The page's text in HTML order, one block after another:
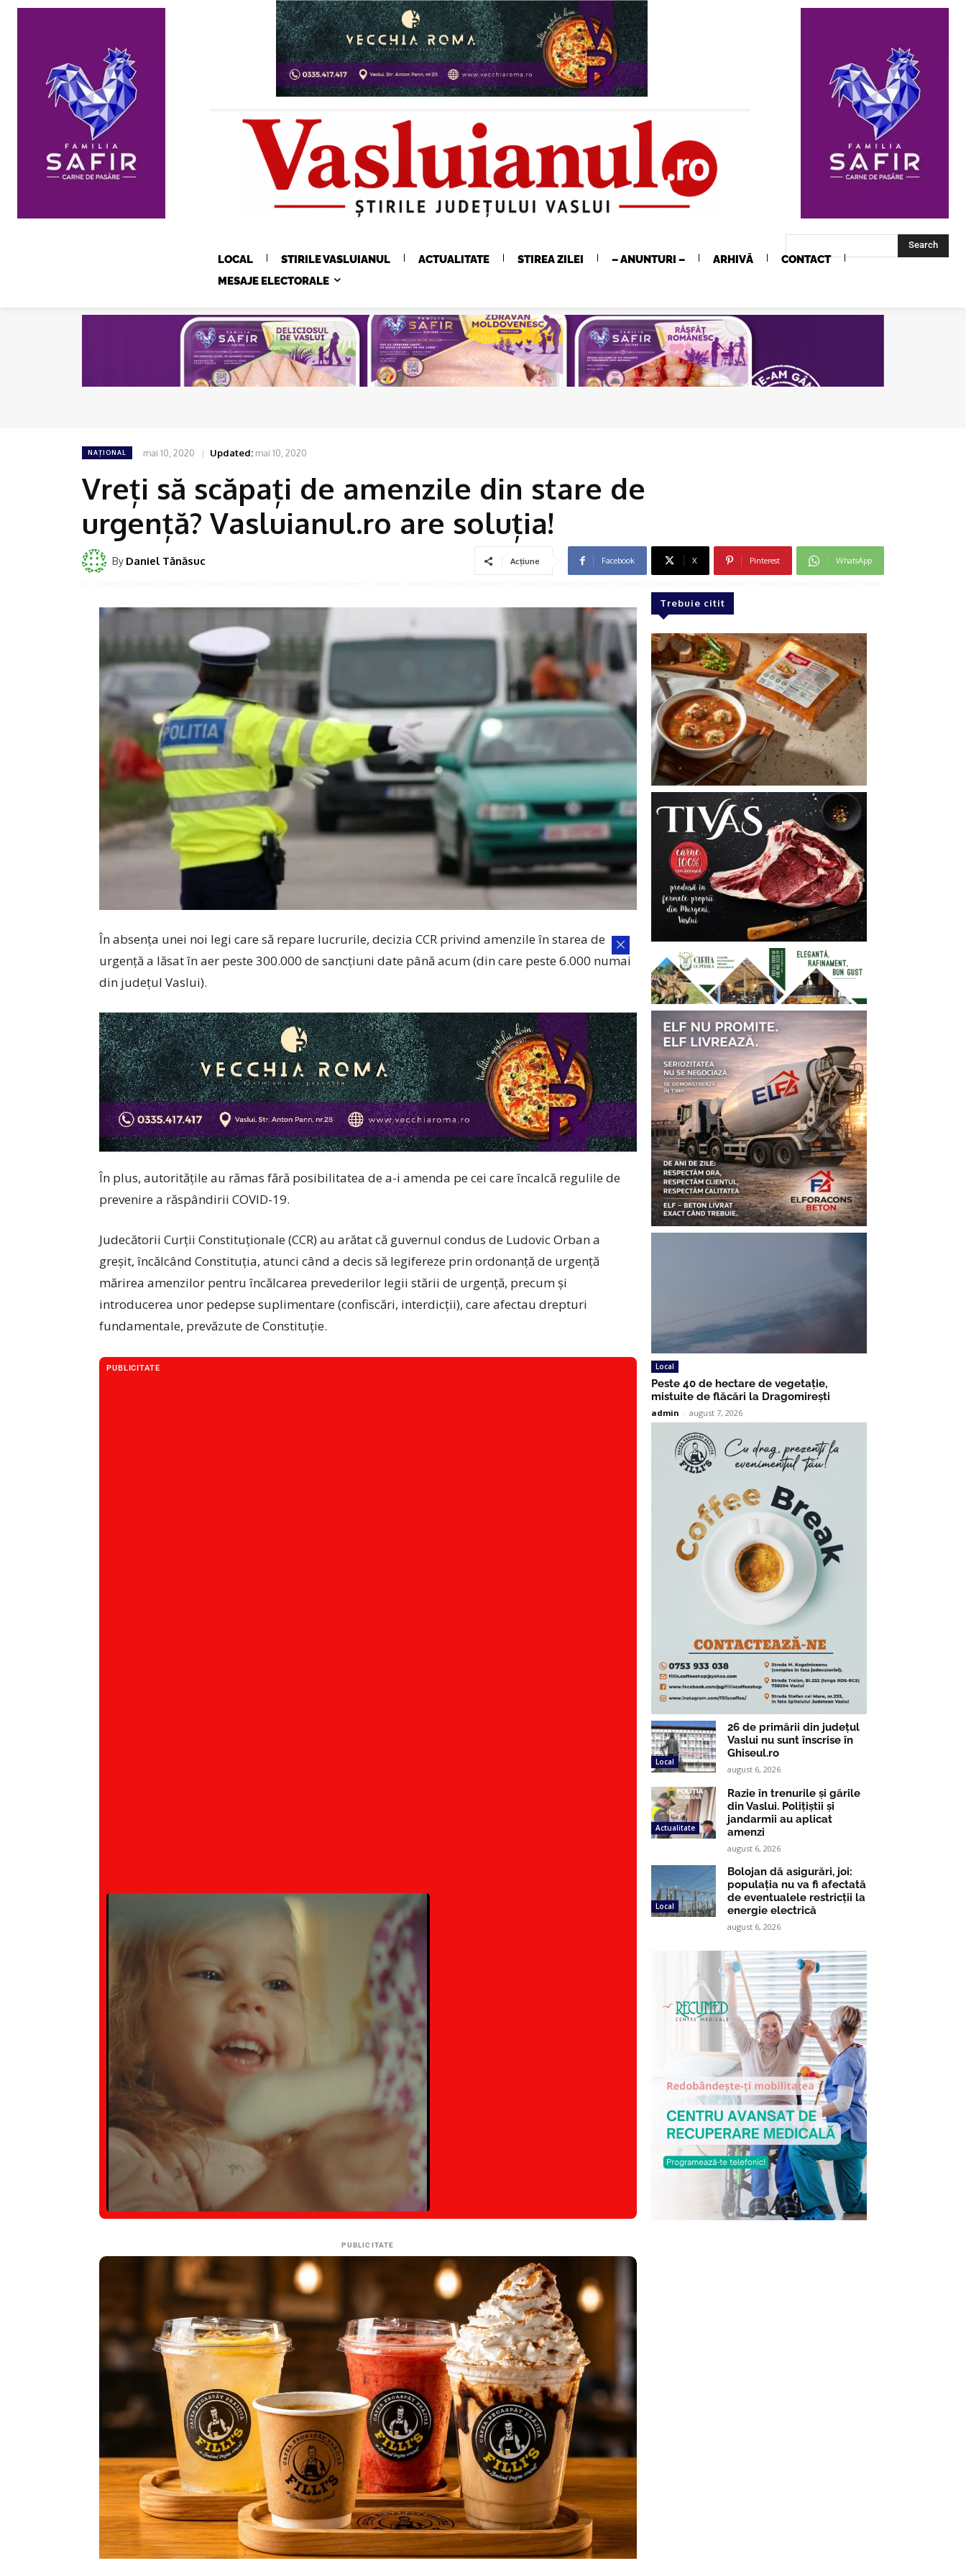
LOCAL STIRILE VASLUIANUL ACTUALITATE STIREA ZILEI – ANUNTURI – ARHIVĂ
CONTACT
MESAJE ELECTORALE
Search
NAȚIONAL mai 10, 2020 Updated: mai 10, 2020
Vreți să scăpați de amenzile din stare de
urgență? Vasluianul.ro are soluția!
By Daniel Tănăsuc Acțiune Facebook X Pinterest WhatsApp
În absența unei noi legi care să repare lucrurile, decizia CCR privind amenzile în starea de
urgență a lăsat în aer peste 300.000 de sancțiuni date până acum (din care peste 6.000 numai
din județul Vaslui).
În plus, autoritățile au rămas fără posibilitatea de a-i amenda pe cei care încalcă regulile de
prevenire a răspândirii COVID-19.
Judecătorii Curții Constituționale (CCR) au arătat că guvernul condus de Ludovic Orban a
greșit, încălcând Constituția, atunci când a decis să legifereze prin ordonanță de urgență
mărirea amenzilor pentru încălcarea prevederilor legii stării de urgență, precum și
introducerea unor pedepse suplimentare (confiscări, interdicții), care afectau drepturi
fundamentale, prevăzute de Constituție.
PUBLICITATE
PUBLICITATE
Trebuie citit
Local
Peste 40 de hectare de vegetație,
mistuite de flăcări la Dragomirești
admin - august 7, 2026
Local
26 de primării din județul
Vaslui nu sunt înscrise în
Ghiseul.ro
august 6, 2026
Actualitate
Razie în trenurile și gările
din Vaslui. Polițiștii și
jandarmii au aplicat
amenzi
august 6, 2026
Local
Bolojan dă asigurări, joi:
populația nu va fi afectată
de eventualele restricții la
energie electrică
august 6, 2026